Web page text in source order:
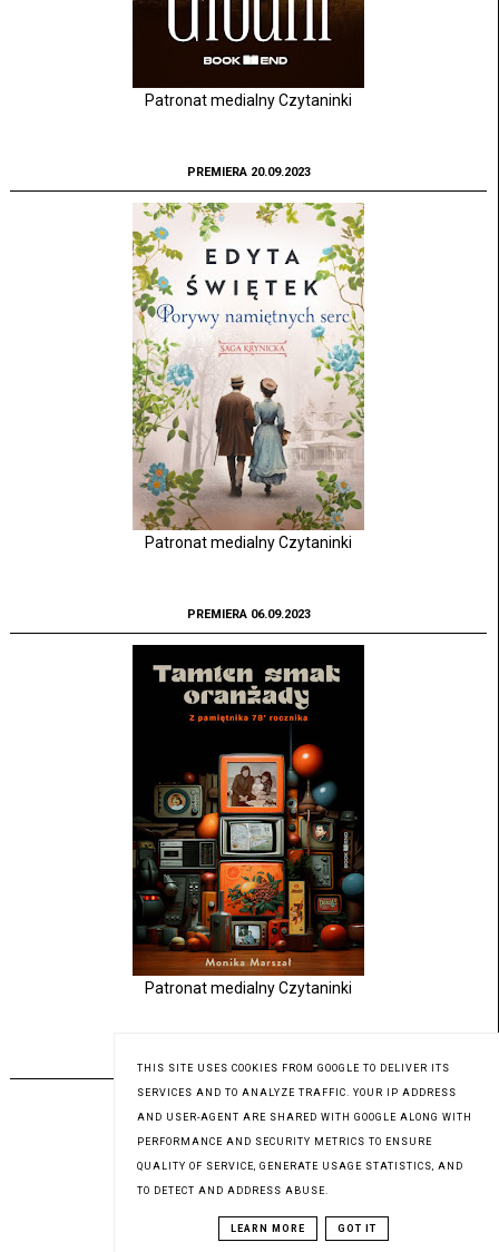
Patronat medialny Czytaninki
PREMIERA 20.09.2023
Patronat medialny Czytaninki
PREMIERA 06.09.2023
Patronat medialny Czytaninki
THIS SITE USES COOKIES FROM GOOGLE TO DELIVER ITS
SERVICES AND TO ANALYZE TRAFFIC. YOUR IP ADDRESS
AND USER-AGENT ARE SHARED WITH GOOGLE ALONG WITH
PERFORMANCE AND SECURITY METRICS TO ENSURE
QUALITY OF SERVICE, GENERATE USAGE STATISTICS, AND
TO DETECT AND ADDRESS ABUSE.
LEARN MORE GOT IT